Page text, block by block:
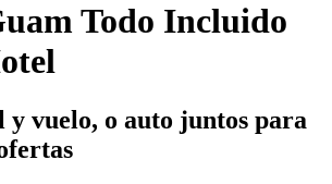
Todo Incluido
y vuelo, o auto juntos para